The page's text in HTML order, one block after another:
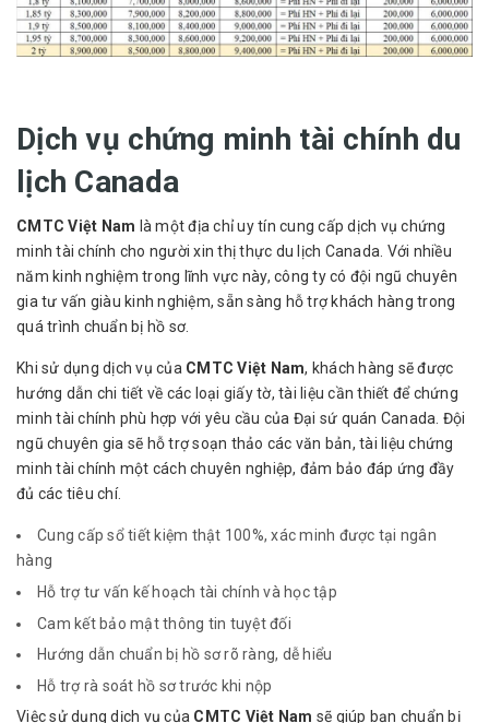
Dịch vụ chứng minh tài chính du
lịch Canada
CMTC Việt Nam là một địa chỉ uy tín cung cấp dịch vụ chứng
minh tài chính cho người xin thị thực du lịch Canada. Với nhiều
năm kinh nghiệm trong lĩnh vực này, công ty có đội ngũ chuyên
gia tư vấn giàu kinh nghiệm, sẵn sàng hỗ trợ khách hàng trong
quá trình chuẩn bị hồ sơ.
Khi sử dụng dịch vụ củaCMTC Việt Nam, khách hàng sẽ được
hướng dẫn chi tiết về các loại giấy tờ, tài liệu cần thiết để chứng
minh tài chính phù hợp với yêu cầu của Đại sứ quán Canada. Đội
ngũ chuyên gia sẽ hỗ trợ soạn thảo các văn bản, tài liệu chứng
minh tài chính một cách chuyên nghiệp, đảm bảo đáp ứng đầy
đủ các tiêu chí.
Cung cấp sổ tiết kiệm thật 100%, xác minh được tại ngân
hàng
Hỗ trợ tư vấn kế hoạch tài chính và học tập
Cam kết bảo mật thông tin tuyệt đối
Hướng dẫn chuẩn bị hồ sơ rõ ràng, dễ hiểu
Hỗ trợ rà soát hồ sơ trước khi nộp
Việc sử dụng dịch vụ của CMTC Việt Nam sẽ giúp bạn chuẩn bị